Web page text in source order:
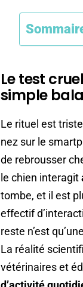
Le test
simple
Le rituel est
nez sur le
de rebrousser
le chien interagit
tombe, et il est
effectif
reste n’est
La réalité
vétérinaires et